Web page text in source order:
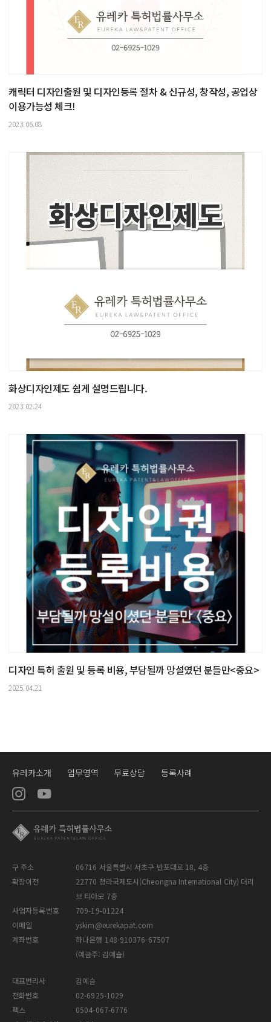
캐릭터 디자인출원 및 디자인등록 절차 & 신규성, 창작성, 공업상
이용가능성 체크!
2023.06.08
화상디자인제도 쉽게 설명드립니다.
2023.02.24
디자인 특허 출원 및 등록 비용, 부담될까 망설였던 분들만<중요>
2025.04.21
유레카소개 업무영역 무료상담 등록사례
구 주소
06716 서울특별시 서초구 반포대로 18, 4층
확장이전
22770 청라국제도시(Cheongna International City) 더리
브 티아모 7층
사업자등록번호
709-19-01224
이메일
yskim@eurekapat.com
계좌번호
하나은행 148-910376-67507
(예금주: 김예슬)
대표변리사
김예슬
전화번호
02-6925-1029
팩스
0504-067-6776